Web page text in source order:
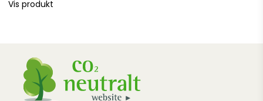
Vis produkt